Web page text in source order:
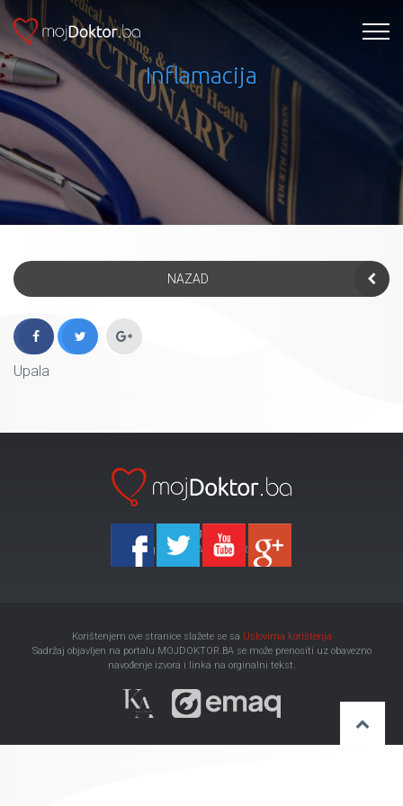
Inflamacija
NAZAD
Upala
Ka-Agencija
Copyright 2026 All Right Reserved
Korištenjem ove stranice slažete se sa Uslovima korištenja
Sadržaj objavljen na portalu MOJDOKTOR.BA se može prenositi uz obavezno
navođenje izvora i linka na orginalni tekst.